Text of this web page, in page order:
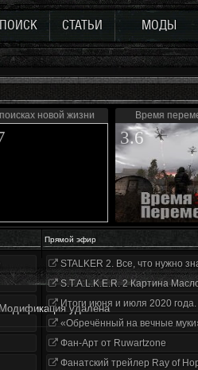
ПОИСК СТАТЬИ МОДЫ
новой жизни Время
3.6
Прямой эфир
STALKER 2. Все, что нужно
S.T.A.L.K.E.R. 2 Картина
Итоги июня и июля 2020
«Обречённый на вечные
Фан-Арт от Ruwartzone
Фанатский трейлер Ray of
Модификация удалена